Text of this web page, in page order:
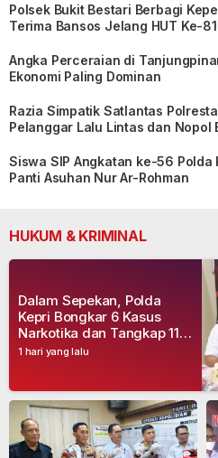
Polsek Bukit Bestari Berbagi
Terima Bansos Jelang HUT Ke-81
Angka Perceraian di
Ekonomi Paling Dominan
Razia Simpatik Satlantas
Pelanggar Lalu Lintas dan Nopol
Siswa SIP Angkatan ke-56
Panti Asuhan Nur Ar-Rohman
HUKUM & KRIMINAL
1 hari yang lalu
Dalam Sepekan, Polda
Kepri Bongkar 6 Kasus
Narkotika dan Tangkap 11
Tersangka